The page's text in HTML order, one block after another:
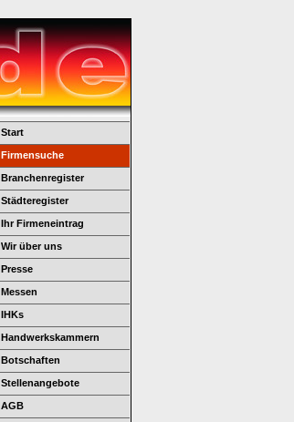
Start
Firmensuche
Branchenregister
Städteregister
Ihr Firmeneintrag
Wir über uns
Presse
Messen
IHKs
Handwerkskammern
Botschaften
Stellenangebote
AGB